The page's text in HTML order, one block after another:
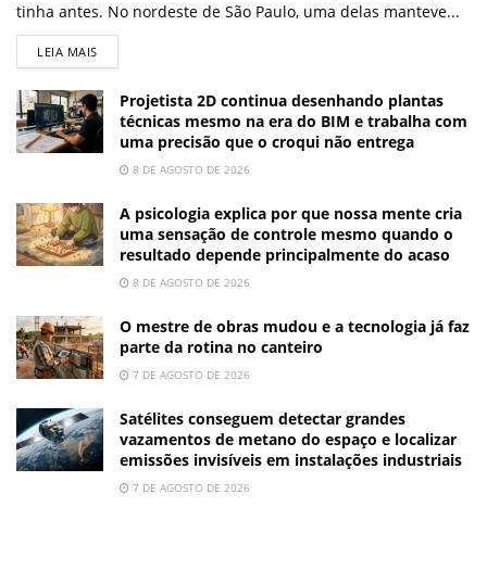
tinha antes. No nordeste de São Paulo, uma delas manteve...
LEIA MAIS
Projetista 2D continua desenhando plantas
técnicas mesmo na era do BIM e trabalha com
uma precisão que o croqui não entrega
8 DE AGOSTO DE 2026
A psicologia explica por que nossa mente cria
uma sensação de controle mesmo quando o
resultado depende principalmente do acaso
8 DE AGOSTO DE 2026
O mestre de obras mudou e a tecnologia já faz
parte da rotina no canteiro
7 DE AGOSTO DE 2026
Satélites conseguem detectar grandes
vazamentos de metano do espaço e localizar
emissões invisíveis em instalações industriais
7 DE AGOSTO DE 2026